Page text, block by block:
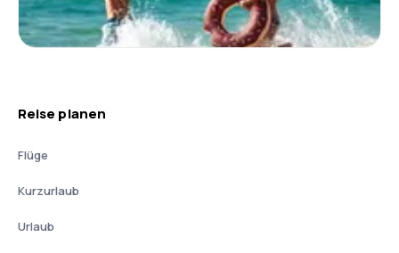
Reise planen
Flüge
Kurzurlaub
Urlaub